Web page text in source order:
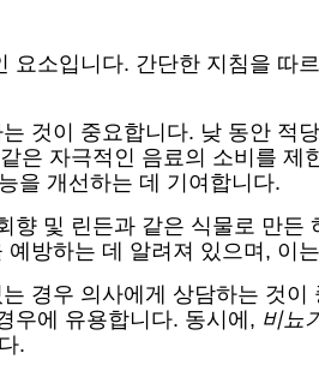
소입니다. 간단한 지침을 따
것이 중요합니다. 낮 동안 적
은 자극적인 음료의 소비를
을 개선하는 데 기여합니다.
및 린든과 같은 식물로 만
방하는 데 알려져 있으며, 이
경우 의사에게 상담하는 것
우에 유용합니다. 동시에, 비뇨
.